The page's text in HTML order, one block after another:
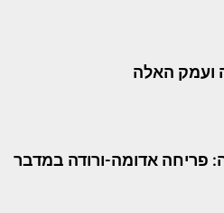
ועמק האלה
פריחה אדומה-ורודה במדבר